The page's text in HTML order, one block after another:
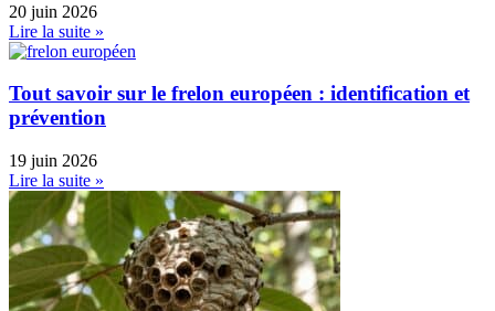
20 juin 2026
Lire la suite »
Tout savoir sur le frelon européen : identification et
prévention
19 juin 2026
Lire la suite »